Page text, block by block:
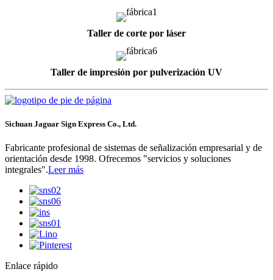
Taller de corte por láser
Taller de impresión por pulverización UV
Sichuan Jaguar Sign Express Co., Ltd.
Fabricante profesional de sistemas de señalización empresarial y de
orientación desde 1998. Ofrecemos "servicios y soluciones
integrales".Leer más
Enlace rápido